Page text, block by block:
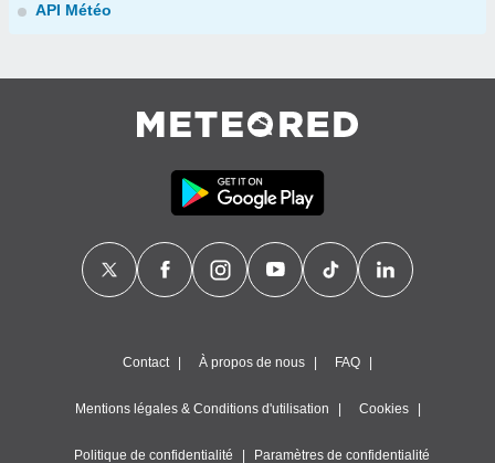
API Météo
Contact À propos de nous FAQ
Mentions légales & Conditions d'utilisation Cookies
Politique de confidentialité Paramètres de confidentialité